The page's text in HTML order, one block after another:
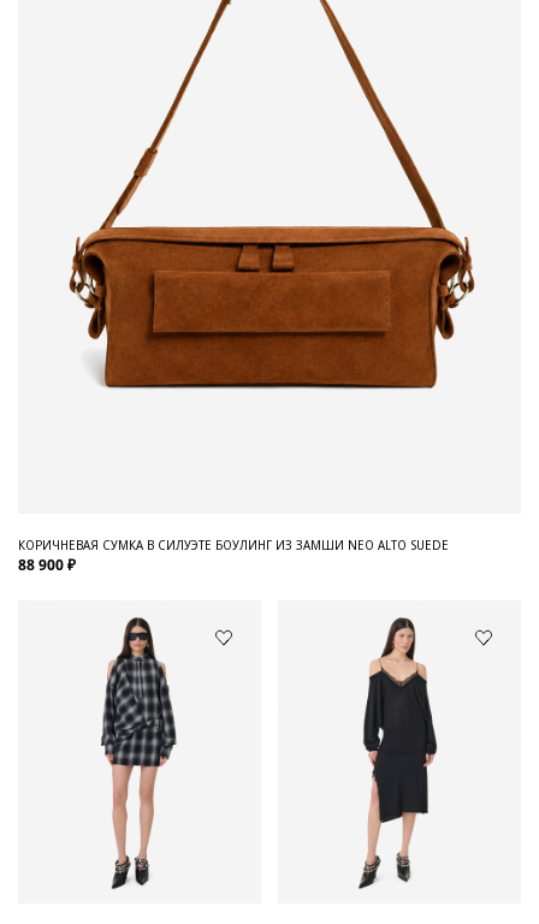
КОРИЧНЕВАЯ СУМКА В СИЛУЭТЕ БОУЛИНГ ИЗ ЗАМШИ NEO ALTO SUEDE
88 900 ₽